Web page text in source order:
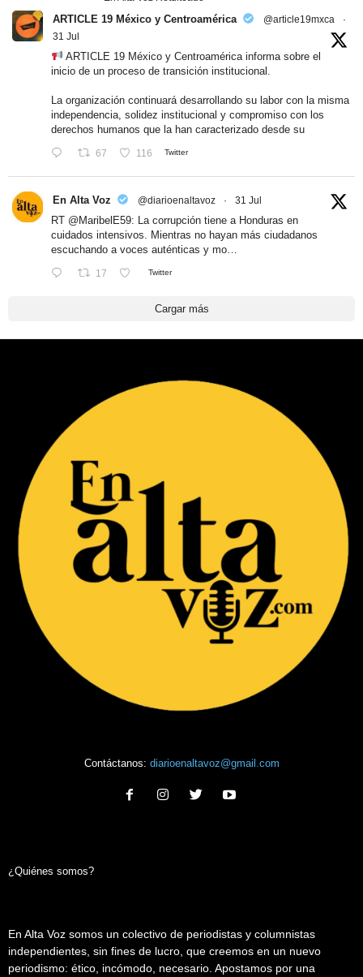
ARTICLE 19 México y Centroamérica @article19mxca
·
31 Jul
ARTICLE 19 México y Centroamérica informa sobre el
inicio de un proceso de transición institucional.
La organización continuará desarrollando su labor con la misma
independencia, solidez institucional y compromiso con los
derechos humanos que la han caracterizado desde su
67 116 Twitter
En Alta Voz @diarioenaltavoz · 31 Jul
RT @MaribelE59: La corrupción tiene a Honduras en
cuidados intensivos. Mientras no hayan más ciudadanos
escuchando a voces auténticas y mo…
17 Twitter
Cargar más
Contáctanos: diarioenaltavoz@gmail.com
¿Quiénes somos?
En Alta Voz somos un colectivo de periodistas y columnistas
independientes, sin fines de lucro, que creemos en un nuevo
periodismo: ético, incómodo, necesario. Apostamos por una